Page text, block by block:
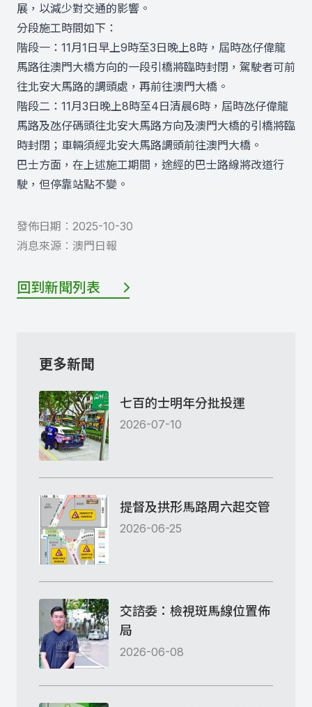
展，以減少對交通的影響。
分段施工時間如下：
階段一：11月1日早上9時至3日晚上8時，屆時氹仔偉龍
馬路往澳門大橋方向的一段引橋將臨時封閉，駕駛者可前
往北安大馬路的調頭處，再前往澳門大橋。
階段二：11月3日晚上8時至4日清晨6時，屆時氹仔偉龍
馬路及氹仔碼頭往北安大馬路方向及澳門大橋的引橋將臨
時封閉；車輛須經北安大馬路調頭前往澳門大橋。
巴士方面，在上述施工期間，途經的巴士路線將改道行
駛，但停靠站點不變。
發佈日期︰ 2025-10-30
消息來源︰ 澳門日報
回到新聞列表
更多新聞
七百的士明年分批投運
2026-07-10
提督及拱形馬路周六起交管
2026-06-25
交諮委：檢視斑馬線位置佈
局
2026-06-08